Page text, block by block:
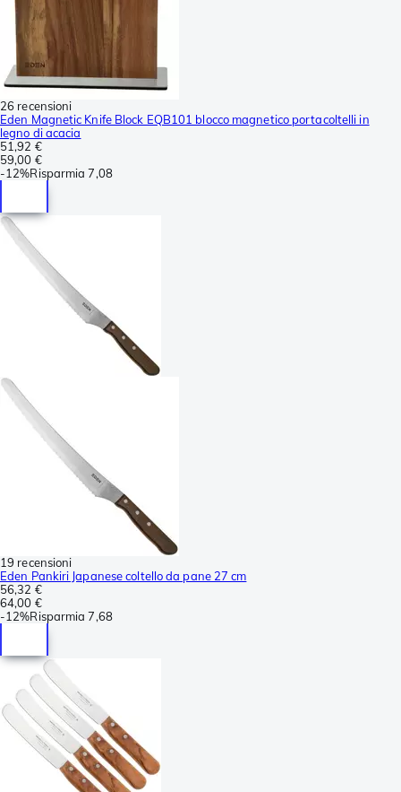
26 recensioni
Eden Magnetic Knife Block EQB101 blocco magnetico portacoltelli in
legno di acacia
51,92 €
59,00 €
-12%Risparmia 7,08
19 recensioni
Eden Pankiri Japanese coltello da pane 27 cm
56,32 €
64,00 €
-12%Risparmia 7,68